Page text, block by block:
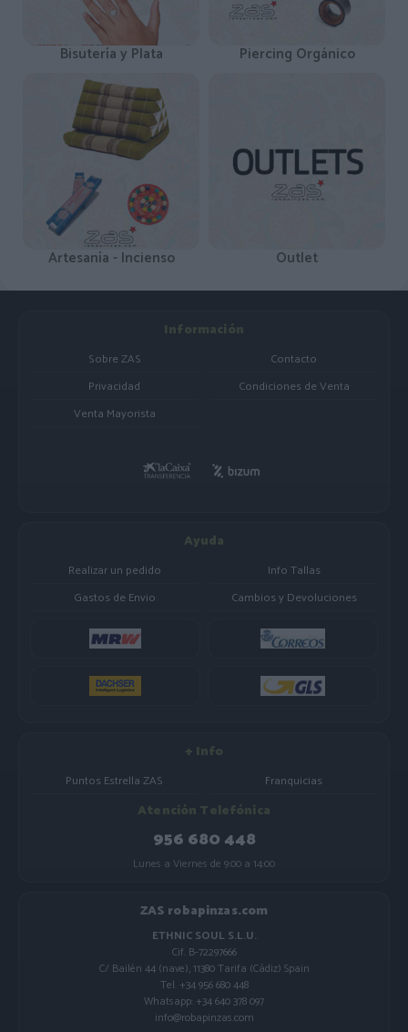
Bisutería y Plata Piercing Orgánico
Artesanía - Incienso Outlet
Información
Sobre ZAS
Contacto
Privacidad
Condiciones de Venta
Venta Mayorista
Ayuda
Realizar un pedido
Info Tallas
Gastos de Envio
Cambios y Devoluciones
+ Info
Puntos Estrella ZAS Franquicias
Atención Telefónica
956 680 448
Lunes a Viernes de 9:00 a 14:00
ZAS robapinzas.com
ETHNIC SOUL S.L.U.
Cif. B-72297666
C/ Bailén 44 (nave), 11380 Tarifa (Cádiz) Spain
Tel. +34 956 680 448
Whatsapp: +34 640 378 097
info@robapinzas.com